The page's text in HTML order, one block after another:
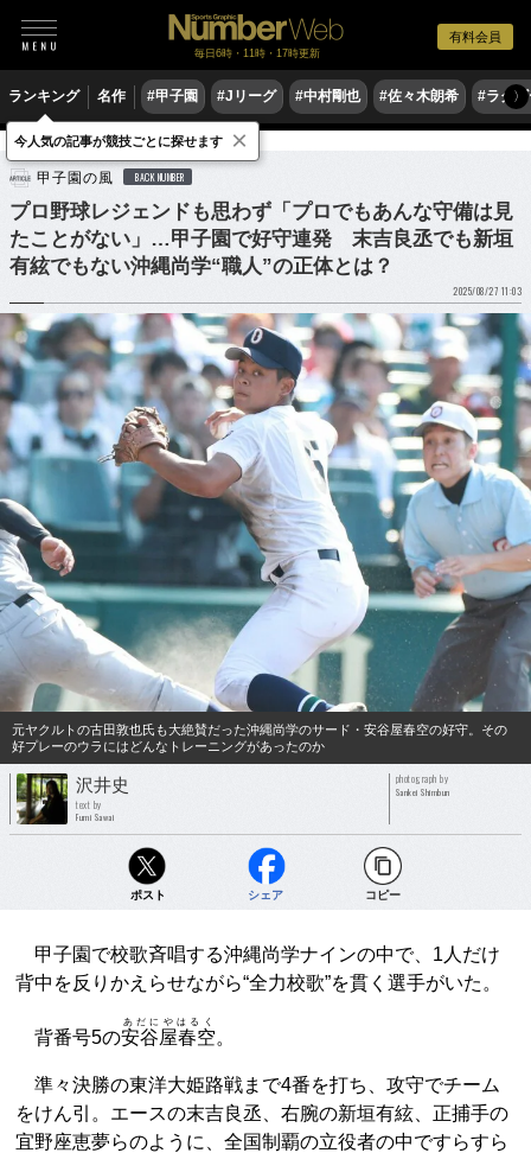
有料会員
毎日6時・11時・17時更新
ランキング 名作 #甲子園 #Jリーグ #中村剛也 #佐々木朗希 #ラグ〉
野球 高校野球
甲子園の風 BACK NUMBER
プロ野球レジェンドも思わず「プロでもあんな守備は見
たことがない」…甲子園で好守連発 末吉良丞でも新垣
有絃でもない沖縄尚学“職人”の正体とは？
2025/08/27 11:03
元ヤクルトの古田敦也氏も大絶賛だった沖縄尚学のサード・安谷屋春空の好守。その
好プレーのウラにはどんなトレーニングがあったのか
沢井史
text by
Fumi Sawai
photograph by
Sankei Shimbun
ポスト シェア コピー
甲子園で校歌斉唱する沖縄尚学ナインの中で、1人だけ
背中を反りかえらせながら“全力校歌”を貫く選手がいた。
背番号5の安谷屋春空
あだにやはるく
。
準々決勝の東洋大姫路戦まで4番を打ち、攻守でチーム
をけん引。エースの末吉良丞、右腕の新垣有絃、正捕手の
宜野座恵夢らのように、全国制覇の立役者の中ですらすら
今人気の記事が競技ごとに探せます ×